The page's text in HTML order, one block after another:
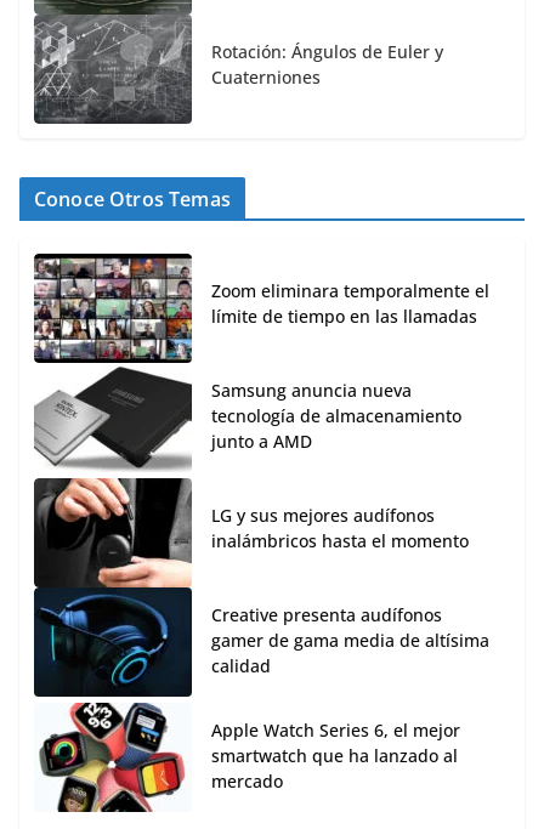
Rotación: Ángulos de Euler y
Cuaterniones
Conoce Otros Temas
Zoom eliminara temporalmente el
límite de tiempo en las llamadas
Samsung anuncia nueva
tecnología de almacenamiento
junto a AMD
LG y sus mejores audífonos
inalámbricos hasta el momento
Creative presenta audífonos
gamer de gama media de altísima
calidad
Apple Watch Series 6, el mejor
smartwatch que ha lanzado al
mercado